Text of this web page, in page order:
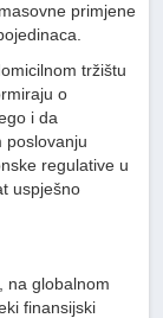
primjene
tržištu
o
i da
poslovanju
regulative u
uspješno
na globalnom
finansijski